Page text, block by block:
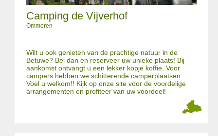
Camping de Vijverhof
Ommeren
Wilt u ook genieten van de prachtige natuur in de
Betuwe? Bel dan en reserveer uw unieke plaats! Bij
aankomst ontvangt u een lekker kopje koffie. Voor
campers hebben we schitterende camperplaatsen.
Voel u welkom!! Kijk op onze site voor de voordelige
arrangementen en profiteer van uw voordeel!